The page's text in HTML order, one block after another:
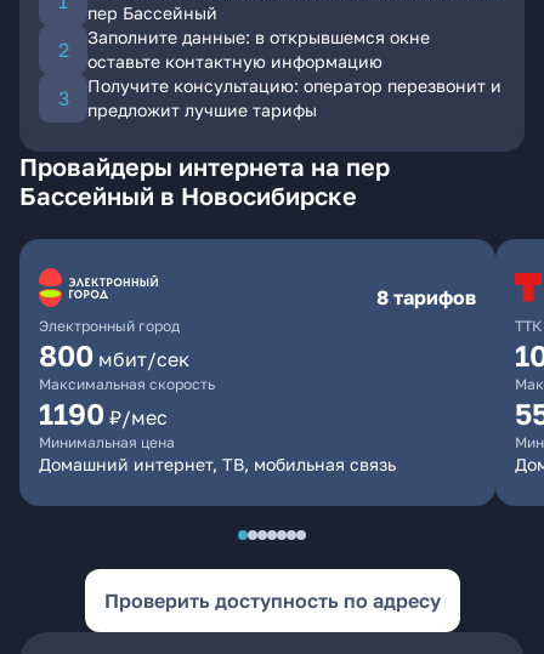
пер Бассейный
Заполните данные: в открывшемся окне
оставьте контактную информацию
Получите консультацию: оператор перезвонит и
предложит лучшие тарифы
Провайдеры интернета на пер
Бассейный в Новосибирске
Электронный город
8 тарифов
800 мбит/сек
Максимальная скорость
1190 ₽/мес
Минимальная цена
Домашний интернет, ТВ, мобильная связь
ТТК
Проверить доступность по адресу